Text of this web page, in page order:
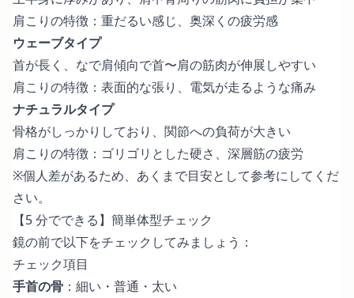
肩こりの特徴：重だるい感じ、奥深くの疲労感
ウェーブタイプ
首が長く、なで肩傾向で首〜肩の筋肉が伸展しやすい
肩こりの特徴：表面的な張り、電気が走るような痛み
ナチュラルタイプ
骨格がしっかりしており、関節への負荷が大きい
肩こりの特徴：ゴリゴリとした硬さ、深層筋の疲労
※個人差があるため、あくまで目安として参考にしてくだ
さい。
【5 分でできる】簡単体型チェック
鏡の前で以下をチェックしてみましょう：
チェック項目
手首の骨 ：細い・普通・太い